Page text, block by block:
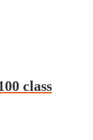
class